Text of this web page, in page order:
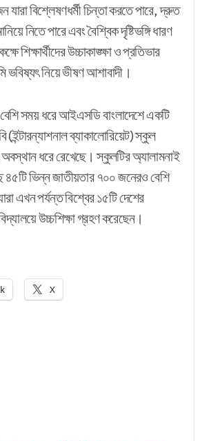
বিশ্লেষণধর্মী চিন্তা করতে পারে, দ্রুত
নিতে পারে এবং বৈশ্বিক দৃষ্টিভঙ্গি ধারণ
উচ্চাকাঙ্ক্ষা ও প্রতিভার
ভবিষ্যৎ নিয়ে ভীষণ আশাবাদী।
সময় ধরে আইএসডি বাংলাদেশে একটি
(ইন্টারন্যাশনাল ব্যাকালোরিয়েট) স্কুল
অবস্থান ধরে রেখেছে। স্কুলটির অ্যালামনাই
৪৫টি ভিন্ন জাতীয়তার ৭০০ জনেরও বেশি
এখন পর্যন্ত বিশ্বের ১৫টি দেশের
উচ্চশিক্ষা গ্রহণ করেছেন।
X